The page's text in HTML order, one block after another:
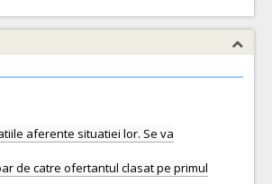
aferente situatiei lor. Se va
de catre ofertantul clasat pe primul